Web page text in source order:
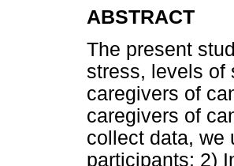
ABSTRACT
The present
stress, levels of
caregivers of
caregivers of
collect data, we
participants; 2)